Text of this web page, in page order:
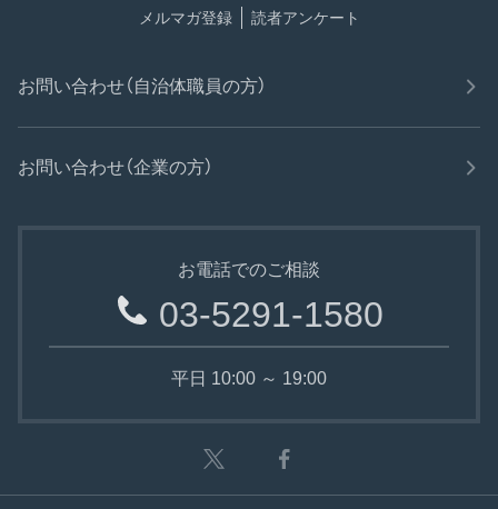
メルマガ登録 読者アンケート
お問い合わせ（自治体職員の方）
お問い合わせ（企業の方）
お電話でのご相談
03-5291-1580
平日 10:00 ～ 19:00